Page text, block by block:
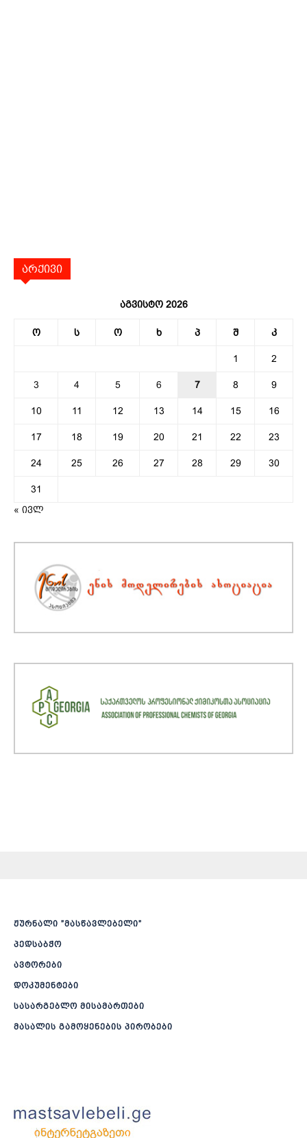
არქივი
აგვისტო 2026
ო ს ო ხ პ შ კ
1 2
3 4 5 6 7 8 9
10 11 12 13 14 15 16
17 18 19 20 21 22 23
24 25 26 27 28 29 30
31
« ივლ
ჟურნალი ”მასწავლებელი”
პედსაბჭო
ავტორები
დოკუმენტები
სასარგებლო მისამართები
მასალის გამოყენების პირობები